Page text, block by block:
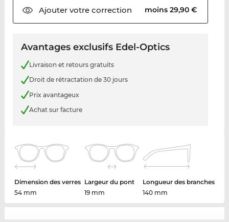
Ajouter votrecorrection moins 29,90 €
Avantages exclusifs Edel-Optics
Livraison et retours gratuits
Droit de rétractation de 30 jours
Prix avantageux
Achat sur facture
Dimension des verres
54 mm
Largeur du pont
19 mm
Longueur des branches
140 mm